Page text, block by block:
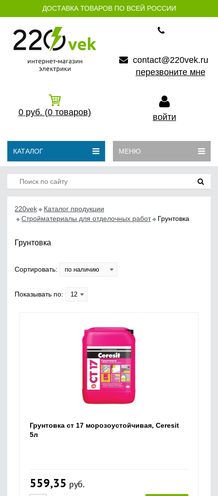
ДОСТАВКА ТОВАРОВ ПО ВСЕЙ РОССИИ
contact@220vek.ru
перезвоните мне
0 руб. (0 товаров) войти
КАТАЛОГ МЕНЮ
220vek
Каталог продукции
Стройматериалы для отделочных работ
Грунтовка
Грунтовка
Сортировать:
Показывать по:
Грунтовка ст 17 морозоустойчивая, Ceresit
5л
559,35 руб.